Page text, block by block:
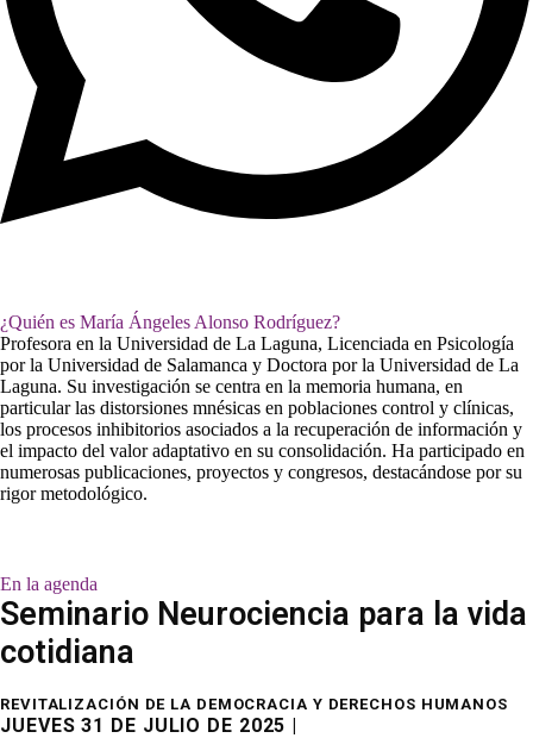
¿Quién es María Ángeles Alonso Rodríguez?
Profesora en la Universidad de La Laguna, Licenciada en Psicología
por la Universidad de Salamanca y Doctora por la Universidad de La
Laguna. Su investigación se centra en la memoria humana, en
particular las distorsiones mnésicas en poblaciones control y clínicas,
los procesos inhibitorios asociados a la recuperación de información y
el impacto del valor adaptativo en su consolidación. Ha participado en
numerosas publicaciones, proyectos y congresos, destacándose por su
rigor metodológico.
En la agenda
Seminario Neurociencia para la vida
cotidiana
REVITALIZACIÓN DE LA DEMOCRACIA Y DERECHOS HUMANOS
JUEVES 31 DE JULIO DE 2025 |